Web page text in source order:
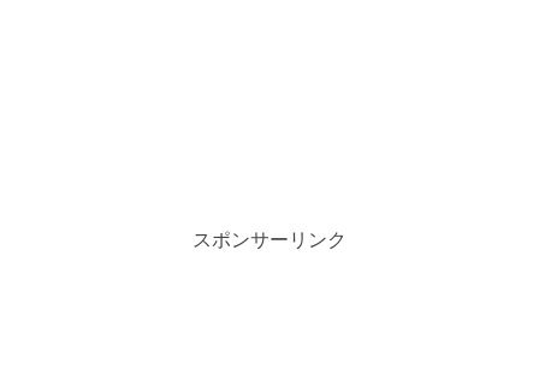
スポンサーリンク